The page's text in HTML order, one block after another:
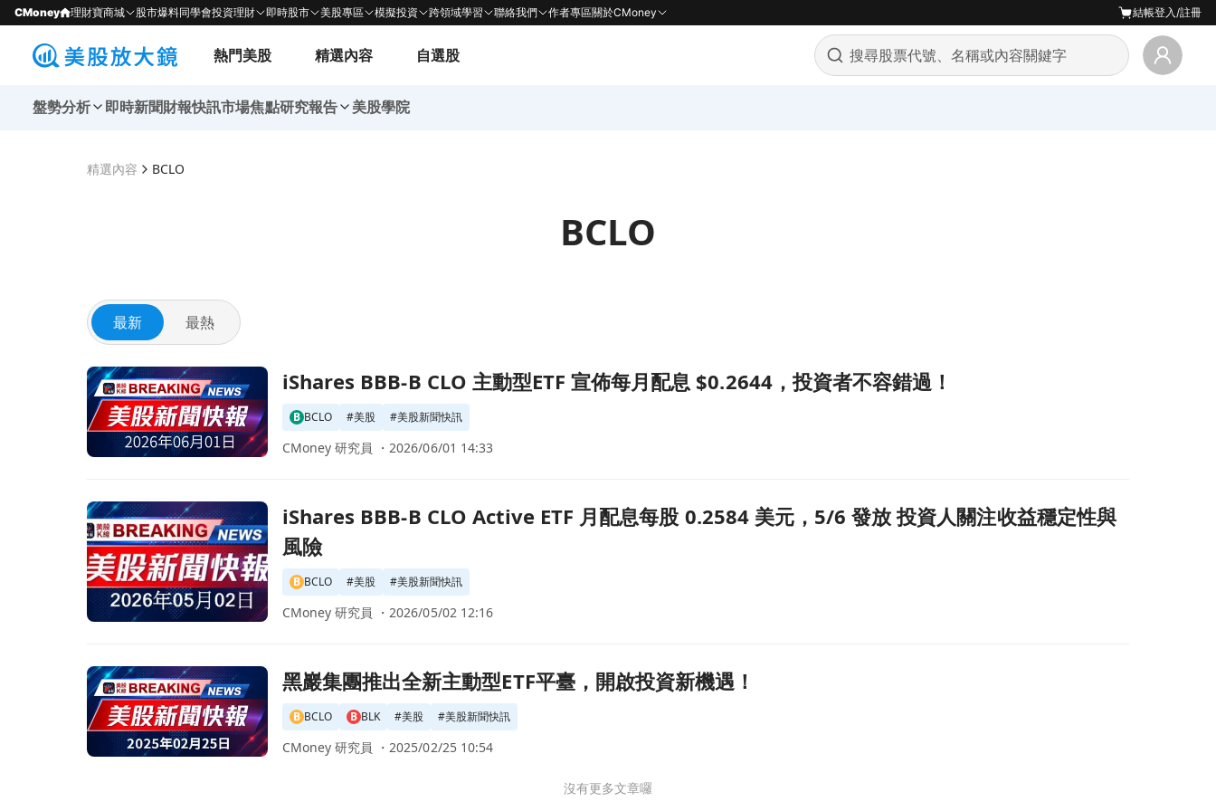
CMoney 理財寶商城 股市爆料同學會投資理財 即時股市 美股專區 模擬投資 跨領域學習 聯絡我們 作者專區關於CMoney 結帳登入/註冊
熱門美股 精選內容 自選股
盤勢分析 即時新聞財報快訊市場焦點研究報告 美股學院
精選內容 BCLO
BCLO
最新 最熱
前往iShares BBB-B CLO 主動型ETF 宣佈每月配息 $0.2644，投資者不容錯過！頁面
iShares BBB-B CLO 主動型ETF 宣佈每月配息 $0.2644，投資者不容錯過！
B BCLO #美股 #美股新聞快訊
CMoney 研究員 ・2026/06/01 14:33
前往iShares BBB-B CLO Active ETF 月配息每股 0.2584 美元，5/6 發放 投資人關注收益穩定性與風險頁面
iShares BBB-B CLO Active ETF 月配息每股 0.2584 美元，5/6 發放 投資人關注收益穩定性與
風險
B BCLO #美股 #美股新聞快訊
CMoney 研究員 ・2026/05/02 12:16
前往黑巖集團推出全新主動型ETF平臺，開啟投資新機遇！頁面
黑巖集團推出全新主動型ETF平臺，開啟投資新機遇！
B BCLO B BLK #美股 #美股新聞快訊
CMoney 研究員 ・2025/02/25 10:54
沒有更多文章囉